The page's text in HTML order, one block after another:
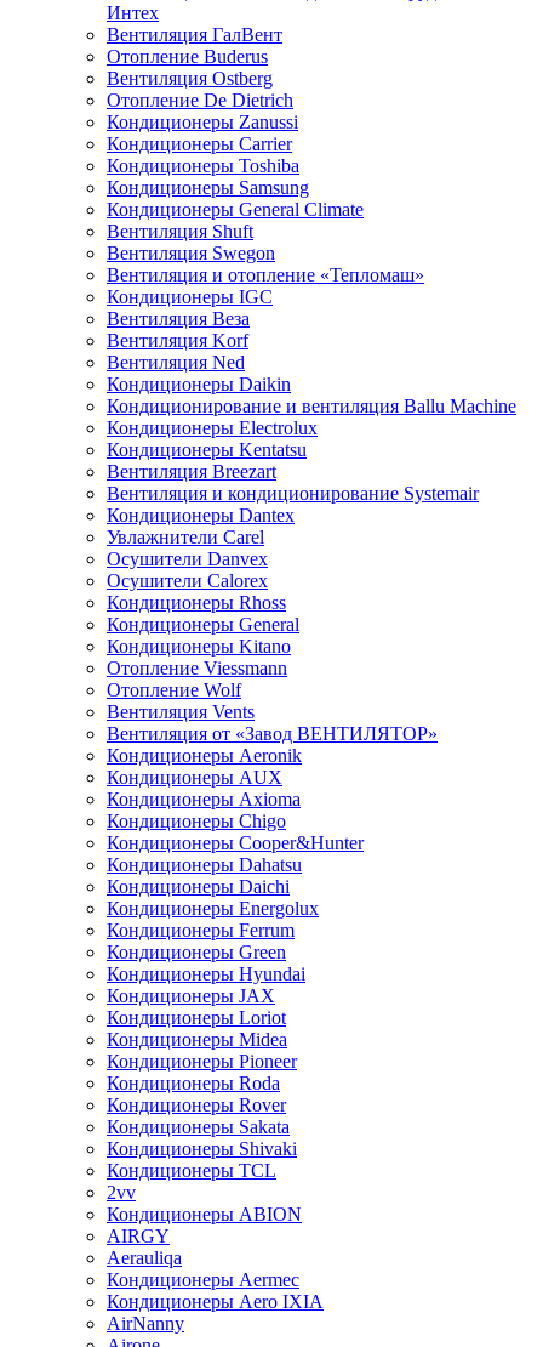
Интех
Вентиляция ГалВент
Отопление Buderus
Вентиляция Ostberg
Отопление De Dietrich
Кондиционеры Zanussi
Кондиционеры Carrier
Кондиционеры Toshiba
Кондиционеры Samsung
Кондиционеры General Climate
Вентиляция Shuft
Вентиляция Swegon
Вентиляция и отопление «Тепломаш»
Кондиционеры IGC
Вентиляция Веза
Вентиляция Korf
Вентиляция Ned
Кондиционеры Daikin
Кондиционирование и вентиляция Ballu Machine
Кондиционеры Electrolux
Кондиционеры Kentatsu
Вентиляция Breezart
Вентиляция и кондиционирование Systemair
Кондиционеры Dantex
Увлажнители Carel
Осушители Danvex
Осушители Calorex
Кондиционеры Rhoss
Кондиционеры General
Кондиционеры Kitano
Отопление Viessmann
Отопление Wolf
Вентиляция Vents
Вентиляция от «Завод ВЕНТИЛЯТОР»
Кондиционеры Aeronik
Кондиционеры AUX
Кондиционеры Axioma
Кондиционеры Chigo
Кондиционеры Cooper&Hunter
Кондиционеры Dahatsu
Кондиционеры Daichi
Кондиционеры Energolux
Кондиционеры Ferrum
Кондиционеры Green
Кондиционеры Hyundai
Кондиционеры JAX
Кондиционеры Loriot
Кондиционеры Midea
Кондиционеры Pioneer
Кондиционеры Roda
Кондиционеры Rover
Кондиционеры Sakata
Кондиционеры Shivaki
Кондиционеры TCL
2vv
Кондиционеры ABION
AIRGY
Aerauliqa
Кондиционеры Aermec
Кондиционеры Aero IXIA
AirNanny